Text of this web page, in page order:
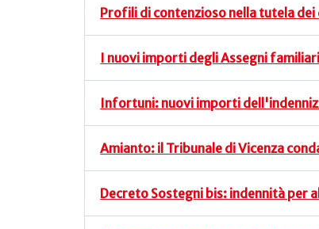
Profili di contenzioso nella tutela
I nuovi importi degli Assegni familiari
Infortuni: nuovi importi
Amianto: il Tribunale di Vicenza
Decreto Sostegni bis: indennità per